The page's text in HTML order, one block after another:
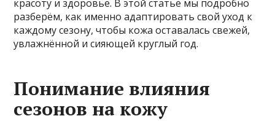
красоту и здоровье. В этой статье мы подробно
разберём, как именно адаптировать свой уход к
каждому сезону, чтобы кожа оставалась свежей,
увлажнённой и сияющей круглый год.
Понимание влияния
сезонов на кожу